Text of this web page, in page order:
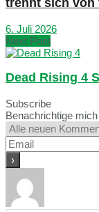
trennt sich von
6. Juli 2026
Next Post
Dead Rising 4
Subscribe
Benachrichtige